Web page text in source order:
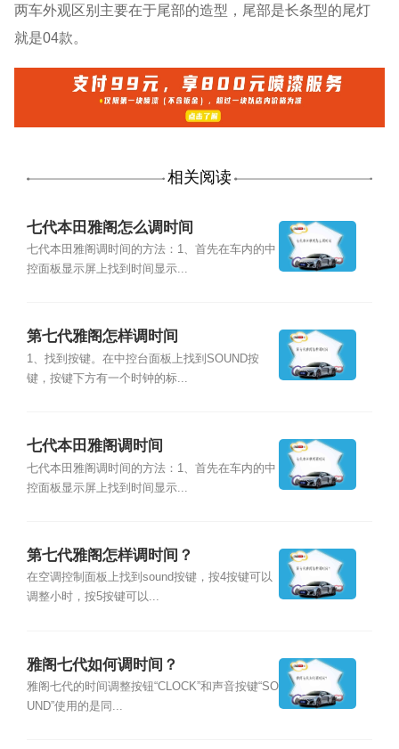
两车外观区别主要在于尾部的造型，尾部是长条型的尾灯
就是04款。
相关阅读
七代本田雅阁怎么调时间
七代本田雅阁调时间的方法：1、首先在车内的中
控面板显示屏上找到时间显示...
第七代雅阁怎样调时间
1、找到按键。在中控台面板上找到SOUND按
键，按键下方有一个时钟的标...
七代本田雅阁调时间
七代本田雅阁调时间的方法：1、首先在车内的中
控面板显示屏上找到时间显示...
第七代雅阁怎样调时间？
在空调控制面板上找到sound按键，按4按键可以
调整小时，按5按键可以...
雅阁七代如何调时间？
雅阁七代的时间调整按钮“CLOCK”和声音按键“SO
UND”使用的是同...